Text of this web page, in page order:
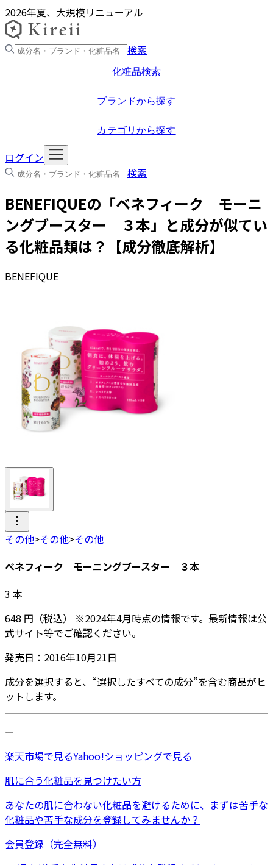
2026年夏、大規模リニューアル
検索
化粧品検索
ブランドから探す
カテゴリから探す
ログイン
検索
BENEFIQUEの「ベネフィーク モーニ
ングブースター ３本 」と成分が似てい
る化粧品類は？【成分徹底解析】
BENEFIQUE
その他>その他>その他
ベネフィーク モーニングブースター ３本
3 本
648 円 （税込） ※2024年4月時点の情報です。最新情報は公
式サイト等でご確認ください。
発売日： 2016年10月21日
成分を選択すると、“選択したすべての成分”を含む商品がヒ
ットします。
ー
楽天市場で見るYahoo!ショッピングで見る
肌に合う化粧品を見つけたい方
あなたの肌に合わない化粧品を避けるために、まずは苦手な
化粧品や苦手な成分を登録してみませんか？
会員登録（完全無料）